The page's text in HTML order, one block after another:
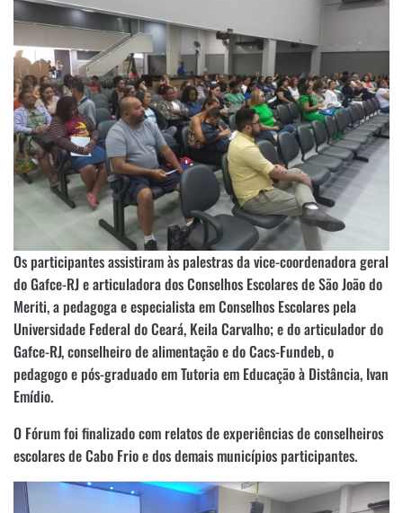
Os participantes assistiram às palestras da vice-coordenadora geral
do Gafce-RJ e articuladora dos Conselhos Escolares de São João do
Meriti, a pedagoga e especialista em Conselhos Escolares pela
Universidade Federal do Ceará, Keila Carvalho; e do articulador do
Gafce-RJ, conselheiro de alimentação e do Cacs-Fundeb, o
pedagogo e pós-graduado em Tutoria em Educação à Distância, Ivan
Emídio.
O Fórum foi finalizado com relatos de experiências de conselheiros
escolares de Cabo Frio e dos demais municípios participantes.